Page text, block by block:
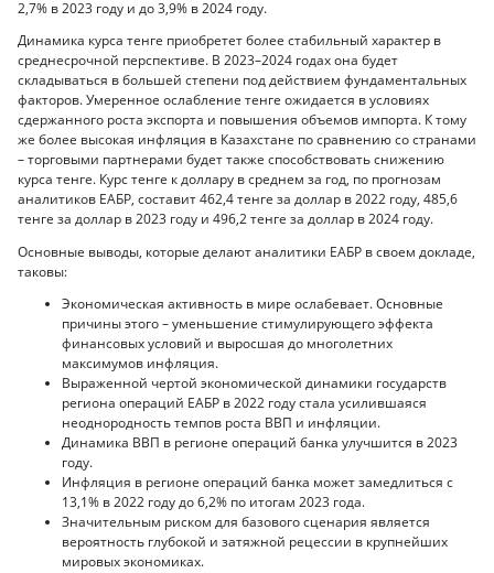
2,7% в 2023 году и до 3,9% в 2024 году.
Динамика курса тенге приобретет более стабильный характер в
среднесрочной перспективе. В 2023–2024 годах она будет
складываться в большей степени под действием фундаментальных
факторов. Умеренное ослабление тенге ожидается в условиях
сдержанного роста экспорта и повышения объемов импорта. К тому
же более высокая инфляция в Казахстане по сравнению со странами
– торговыми партнерами будет также способствовать снижению
курса тенге. Курс тенге к доллару в среднем за год, по прогнозам
аналитиков ЕАБР, составит 462,4 тенге за доллар в 2022 году, 485,6
тенге за доллар в 2023 году и 496,2 тенге за доллар в 2024 году.
Основные выводы, которые делают аналитики ЕАБР в своем докладе,
таковы:
Экономическая активность в мире ослабевает. Основные
причины этого – уменьшение стимулирующего эффекта
финансовых условий и выросшая до многолетних
максимумов инфляция.
Выраженной чертой экономической динамики государств
региона операций ЕАБР в 2022 году стала усилившаяся
неоднородность темпов роста ВВП и инфляции.
Динамика ВВП в регионе операций банка улучшится в 2023
году.
Инфляция в регионе операций банка может замедлиться с
13,1% в 2022 году до 6,2% по итогам 2023 года.
Значительным риском для базового сценария является
вероятность глубокой и затяжной рецессии в крупнейших
мировых экономиках.